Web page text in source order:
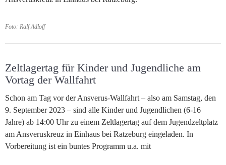
Foto: Ralf Adloff
Zeltlagertag für Kinder und Jugendliche am
Vortag der Wallfahrt
Schon am Tag vor der Ansverus-Wallfahrt – also am Samstag, den
9. September 2023 – sind alle Kinder und Jugendlichen (6-16
Jahre) ab 14:00 Uhr zu einem Zeltlagertag auf dem Jugendzeltplatz
am Ansveruskreuz in Einhaus bei Ratzeburg eingeladen. In
Vorbereitung ist ein buntes Programm u.a. mit